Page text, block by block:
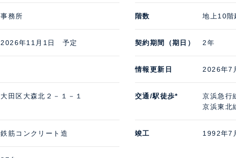
事務所 階数 地上10
2026年11月1日 予定 契約期間（期日） 2年
情報更新日 2026年7
大田区大森北２－１－１ 交通/駅徒歩*
京浜急行
京浜東北
鉄筋コンクリート造 竣工 1992年7